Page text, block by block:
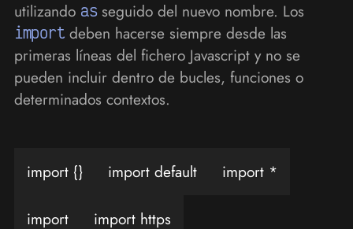
utilizando asseguido del nuevo nombre. Los
import deben hacerse siempre desde las
primeras líneas del fichero Javascript y no se
pueden incluir dentro de bucles, funciones o
determinados contextos.
import {} import default import *
import import https